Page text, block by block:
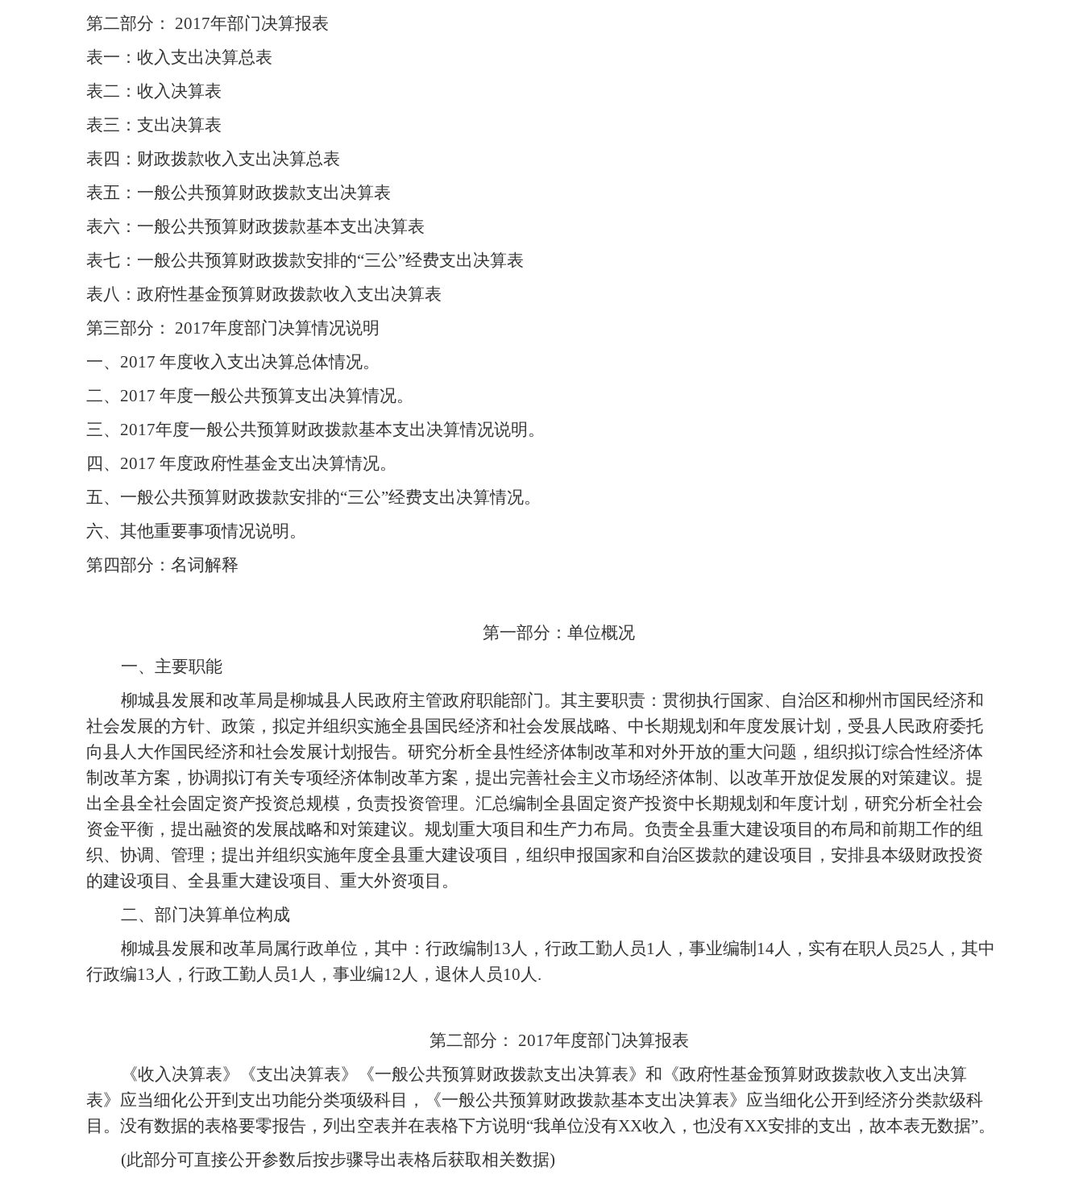
第二部分： 2017年部门决算报表
表一：收入支出决算总表
表二：收入决算表
表三：支出决算表
表四：财政拨款收入支出决算总表
表五：一般公共预算财政拨款支出决算表
表六：一般公共预算财政拨款基本支出决算表
表七：一般公共预算财政拨款安排的“三公”经费支出决算表
表八：政府性基金预算财政拨款收入支出决算表
第三部分： 2017年度部门决算情况说明
一、 2017 年度收入支出决算总体情况。
二、 2017 年度一般公共预算支出决算情况。
三、2017年度一般公共预算财政拨款基本支出决算情况说明。
四、 2017 年度政府性基金支出决算情况。
五、 一般公共预算财政拨款安排的“三公”经费支出决算情况。
六、其他重要事项情况说明。
第四部分：名词解释
第一部分：单位概况
一、主要职能
柳城县发展和改革局是柳城县人民政府主管政府职能部门。其主要职责：贯彻执行国家、自治区和柳州市国民经济和
社会发展的方针、政策，拟定并组织实施全县国民经济和社会发展战略、中长期规划和年度发展计划，受县人民政府委托
向县人大作国民经济和社会发展计划报告。研究分析全县性经济体制改革和对外开放的重大问题，组织拟订综合性经济体
制改革方案，协调拟订有关专项经济体制改革方案，提出完善社会主义市场经济体制、以改革开放促发展的对策建议。提
出全县全社会固定资产投资总规模，负责投资管理。汇总编制全县固定资产投资中长期规划和年度计划，研究分析全社会
资金平衡，提出融资的发展战略和对策建议。规划重大项目和生产力布局。负责全县重大建设项目的布局和前期工作的组
织、协调、管理；提出并组织实施年度全县重大建设项目，组织申报国家和自治区拨款的建设项目，安排县本级财政投资
的建设项目、全县重大建设项目、重大外资项目。
二、部门决算单位构成
柳城县发展和改革局属行政单位，其中：行政编制13人，行政工勤人员1人，事业编制14人，实有在职人员25人，其中
行政编13人，行政工勤人员1人，事业编12人，退休人员10人.
第二部分： 2017年度部门决算报表
《收入决算表》《支出决算表》《一般公共预算财政拨款支出决算表》和《政府性基金预算财政拨款收入支出决算
表》应当细化公开到支出功能分类项级科目，《一般公共预算财政拨款基本支出决算表》应当细化公开到经济分类款级科
目。没有数据的表格要零报告，列出空表并在表格下方说明“我单位没有XX收入，也没有XX安排的支出，故本表无数据”。
(此部分可直接公开参数后按步骤导出表格后获取相关数据)